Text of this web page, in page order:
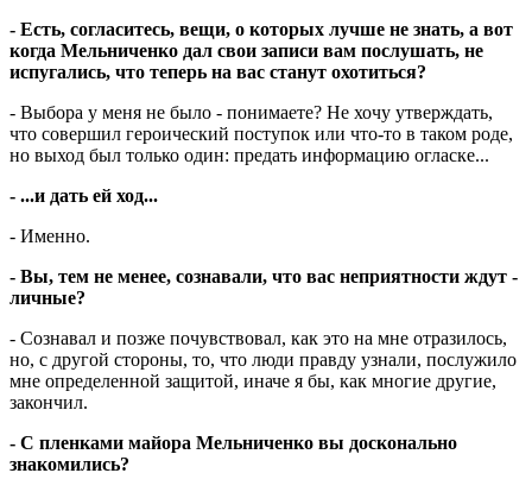
- Есть, согласитесь, вещи, о которых лучше не знать, а вот
когда Мельниченко дал свои записи вам послушать, не
испугались, что теперь на вас станут охотиться?
- Выбора у меня не было - понимаете? Не хочу утверждать,
что совершил героический поступок или что-то в таком роде,
но выход был только один: предать информацию огласке...
- ...и дать ей ход...
- Именно.
- Вы, тем не менее, сознавали, что вас неприятности ждут -
личные?
- Сознавал и позже почувствовал, как это на мне отразилось,
но, с другой стороны, то, что люди правду узнали, послужило
мне определенной защитой, иначе я бы, как многие другие,
закончил.
- С пленками майора Мельниченко вы досконально
знакомились?